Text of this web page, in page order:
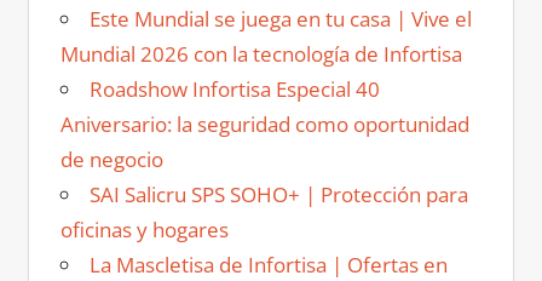
Este Mundial se juega en tu casa | Vive el
Mundial 2026 con la tecnología de Infortisa
Roadshow Infortisa Especial 40
Aniversario: la seguridad como oportunidad
de negocio
SAI Salicru SPS SOHO+ | Protección para
oficinas y hogares
La Mascletisa de Infortisa | Ofertas en